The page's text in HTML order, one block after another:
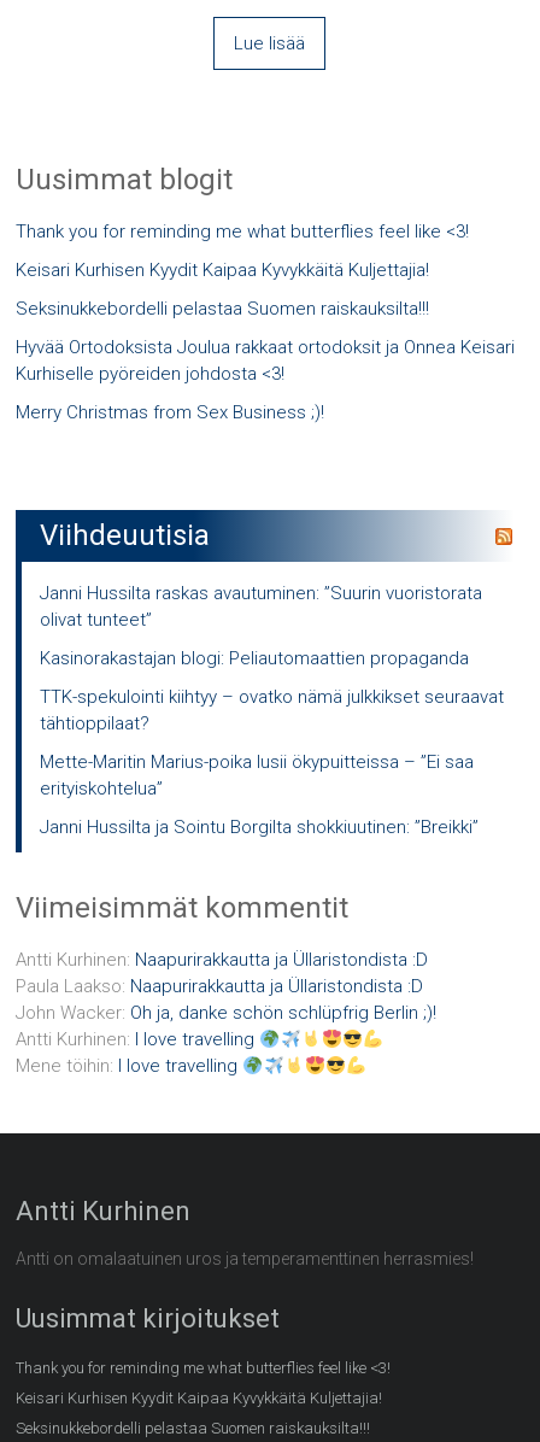
Lue lisää
Uusimmat blogit
Thank you for reminding me what butterflies feel like <3!
Keisari Kurhisen Kyydit Kaipaa Kyvykkäitä Kuljettajia!
Seksinukkebordelli pelastaa Suomen raiskauksilta!!!
Hyvää Ortodoksista Joulua rakkaat ortodoksit ja Onnea Keisari
Kurhiselle pyöreiden johdosta <3!
Merry Christmas from Sex Business ;)!
Viihdeuutisia
Janni Hussilta raskas avautuminen: ”Suurin vuoristorata
olivat tunteet”
Kasinorakastajan blogi: Peliautomaattien propaganda
TTK-spekulointi kiihtyy – ovatko nämä julkkikset seuraavat
tähtioppilaat?
Mette-Maritin Marius-poika lusii ökypuitteissa – ”Ei saa
erityiskohtelua”
Janni Hussilta ja Sointu Borgilta shokkiuutinen: ”Breikki”
Viimeisimmät kommentit
Antti Kurhinen: Naapurirakkautta ja Üllaristondista :D
Paula Laakso: Naapurirakkautta ja Üllaristondista :D
John Wacker: Oh ja, danke schön schlüpfrig Berlin ;)!
Antti Kurhinen: I love travelling
Mene töihin: I love travelling
Antti Kurhinen
Antti on omalaatuinen uros ja temperamenttinen herrasmies!
Uusimmat kirjoitukset
Thank you for reminding me what butterflies feel like <3!
Keisari Kurhisen Kyydit Kaipaa Kyvykkäitä Kuljettajia!
Seksinukkebordelli pelastaa Suomen raiskauksilta!!!